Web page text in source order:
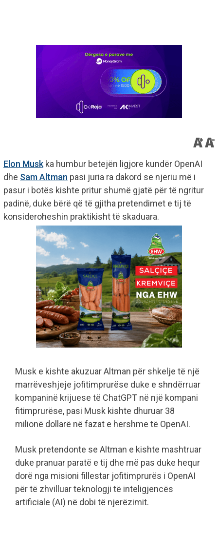
Elon Muskka humbur betejën ligjore kundër OpenAI
dhe Sam Altman pasi juria ra dakord se njeriu më i
pasur i botës kishte pritur shumë gjatë për të ngritur
padinë, duke bërë që të gjitha pretendimet e tij të
konsideroheshin praktikisht të skaduara.
Musk e kishte akuzuar Altman për shkelje të një
marrëveshjeje jofitimprurëse duke e shndërruar
kompaninë krijuese të ChatGPT në një kompani
fitimprurëse, pasi Musk kishte dhuruar 38
milionë dollarë në fazat e hershme të OpenAI.
Musk pretendonte se Altman e kishte mashtruar
duke pranuar paratë e tij dhe më pas duke hequr
dorë nga misioni fillestar jofitimprurës i OpenAI
për të zhvilluar teknologji të inteligjencës
artificiale (AI) në dobi të njerëzimit.